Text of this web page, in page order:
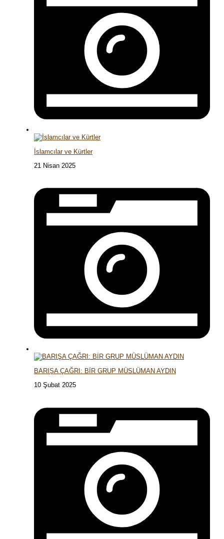
İslamcılar ve Kürtler
21 Nisan 2025
BARIŞA ÇAĞRI: BİR GRUP MÜSLÜMAN AYDIN
10 Şubat 2025